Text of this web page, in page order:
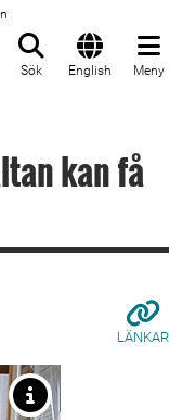
Sök English Meny
kan få
LÄNKAR